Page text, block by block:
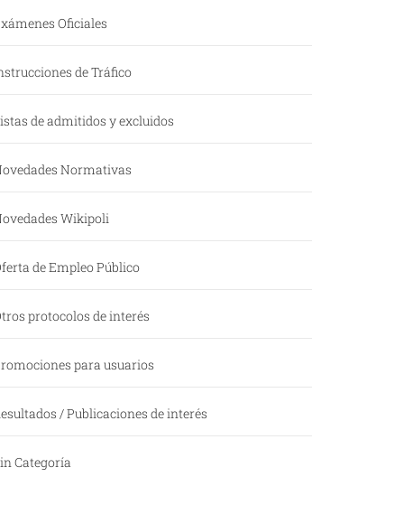
Oficiales
de Tráfico
de admitidos y excluidos
Normativas
Wikipoli
de Empleo Público
protocolos de interés
para usuarios
/ Publicaciones de interés
Categoría